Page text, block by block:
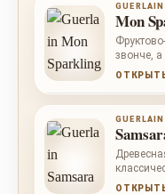
GUERLAIN
Mon
звонче,
GUERLAIN
ирисом и